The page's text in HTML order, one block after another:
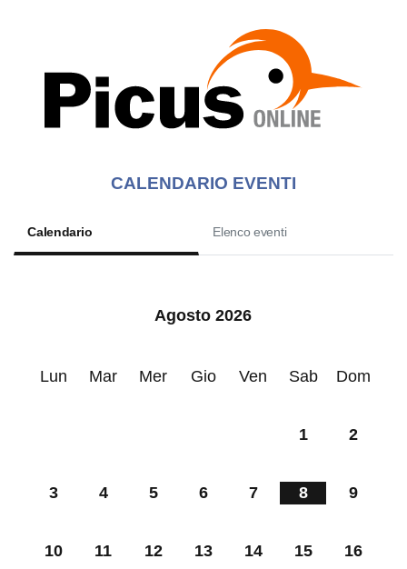
CALENDARIO EVENTI
Calendario Elenco eventi
Agosto 2026
Lun Mar Mer Gio Ven Sab Dom
1 2
3 4 5 6 7 8 9
10 11 12 13 14 15 16